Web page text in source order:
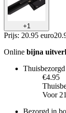
+1
Prijs: 20.95 euro20.
Online bijna
Thuisbezorgd
€4.95
Voor
Bezorgd in